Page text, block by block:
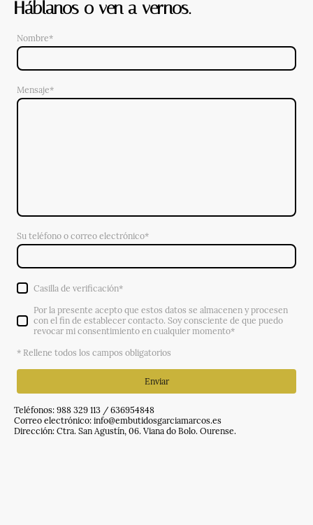
Háblanos o ven a vernos.
Nombre*
Mensaje*
Su teléfono o correo electrónico*
Casilla de verificación*
Por la presente acepto que estos datos se almacenen y procesen
con el fin de establecer contacto. Soy consciente de que puedo
revocar mi consentimiento en cualquier momento*
* Rellene todos los campos obligatorios
Enviar
Teléfonos: 988 329 113 / 636954848
Correo electrónico: info@embutidosgarciamarcos.es
Dirección: Ctra. San Agustín, 06. Viana do Bolo. Ourense.